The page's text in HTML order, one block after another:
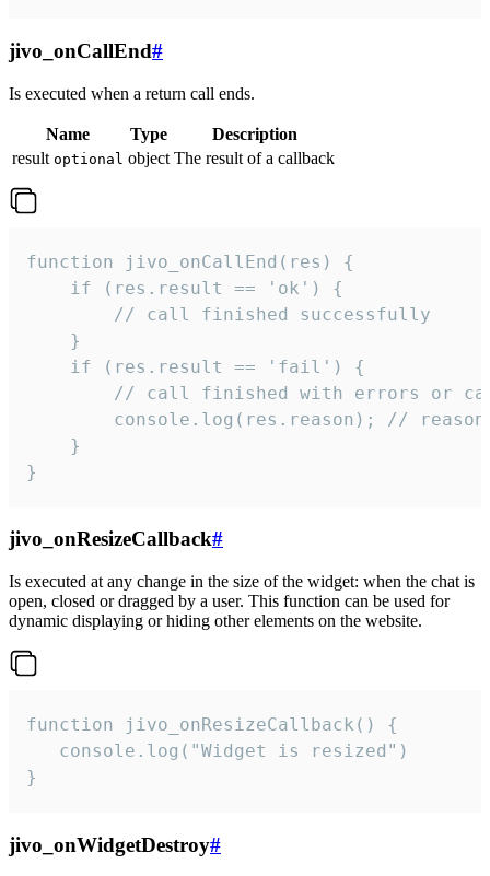
jivo_onCallEnd#
Is executed when a return call ends.
Name Type
Description
result optional object The result of a callback
function jivo_onCallEnd(res) {
    if (res.result == 'ok') {
        // call finished successfully
    }
    if (res.result == 'fail') {
// call finished with errors or
console.log(res.reason); //
    }
}
jivo_onResizeCallback#
Is executed at any change in the size of the widget: when the chat is
open, closed or dragged by a user. This function can be used for
dynamic displaying or hiding other elements on the website.
function jivo_onResizeCallback() {
   console.log("Widget is resized")
}
jivo_onWidgetDestroy#